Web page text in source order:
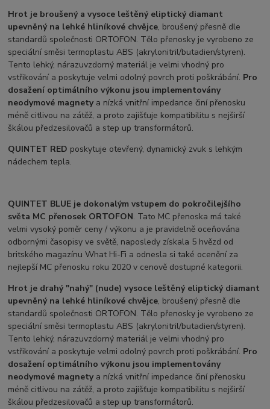
Hrot je broušený a vysoce leštěný eliptický diamant
upevněný na lehké hliníkové chvějce, broušený přesně dle
standardů společnosti ORTOFON. Tělo přenosky je vyrobeno ze
speciální směsi termoplastu ABS (akrylonitril/butadien/styren).
Tento lehký, nárazuvzdorný materiál je velmi vhodný pro
vstřikování a poskytuje velmi odolný povrch proti poškrábání. Pro
dosažení optimálního výkonu jsou implementovány
neodymové magnetya nízká vnitřní impedance činí přenosku
méně citlivou na zátěž, a proto zajišťuje kompatibilitu s nejširší
škálou předzesilovačů a step up transformátorů.
QUINTET RED poskytuje otevřený, dynamický zvuk s lehkým
nádechem tepla.
QUINTET BLUE je dokonalým vstupem do pokročilejšího
světa MC přenosek ORTOFON. Tato MC přenoska má také
velmi vysoký poměr ceny / výkonu a je pravidelně oceňována
odbornými časopisy ve světě, naposledy získala 5 hvězd od
britského magazínu What Hi-Fi a odnesla si také ocenění za
nejlepší MC přenosku roku 2020 v cenově dostupné kategorii.
Hrot je drahý "nahý" (nude) vysoce leštěný eliptický diamant
upevněný na lehké hliníkové chvějce, broušený přesně dle
standardů společnosti ORTOFON. Tělo přenosky je vyrobeno ze
speciální směsi termoplastu ABS (akrylonitril/butadien/styren).
Tento lehký, nárazuvzdorný materiál je velmi vhodný pro
vstřikování a poskytuje velmi odolný povrch proti poškrábání. Pro
dosažení optimálního výkonu jsou implementovány
neodymové magnetya nízká vnitřní impedance činí přenosku
méně citlivou na zátěž, a proto zajišťuje kompatibilitu s nejširší
škálou předzesilovačů a step up transformátorů.